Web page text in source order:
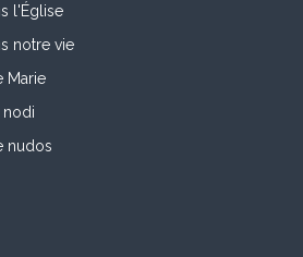
l'Église
notre vie
Marie
nodi
nudos